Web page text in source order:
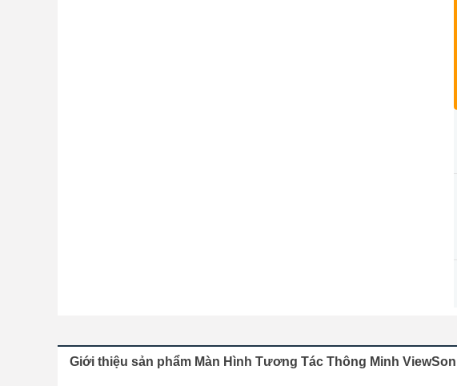
Giới thiệu sản phẩm Màn Hình Tương Tác Thông Minh